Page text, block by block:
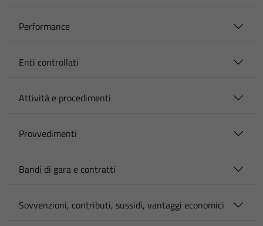
Performance
Enti controllati
Attività e procedimenti
Provvedimenti
Bandi di gara e contratti
Sovvenzioni, contributi, sussidi, vantaggi economici